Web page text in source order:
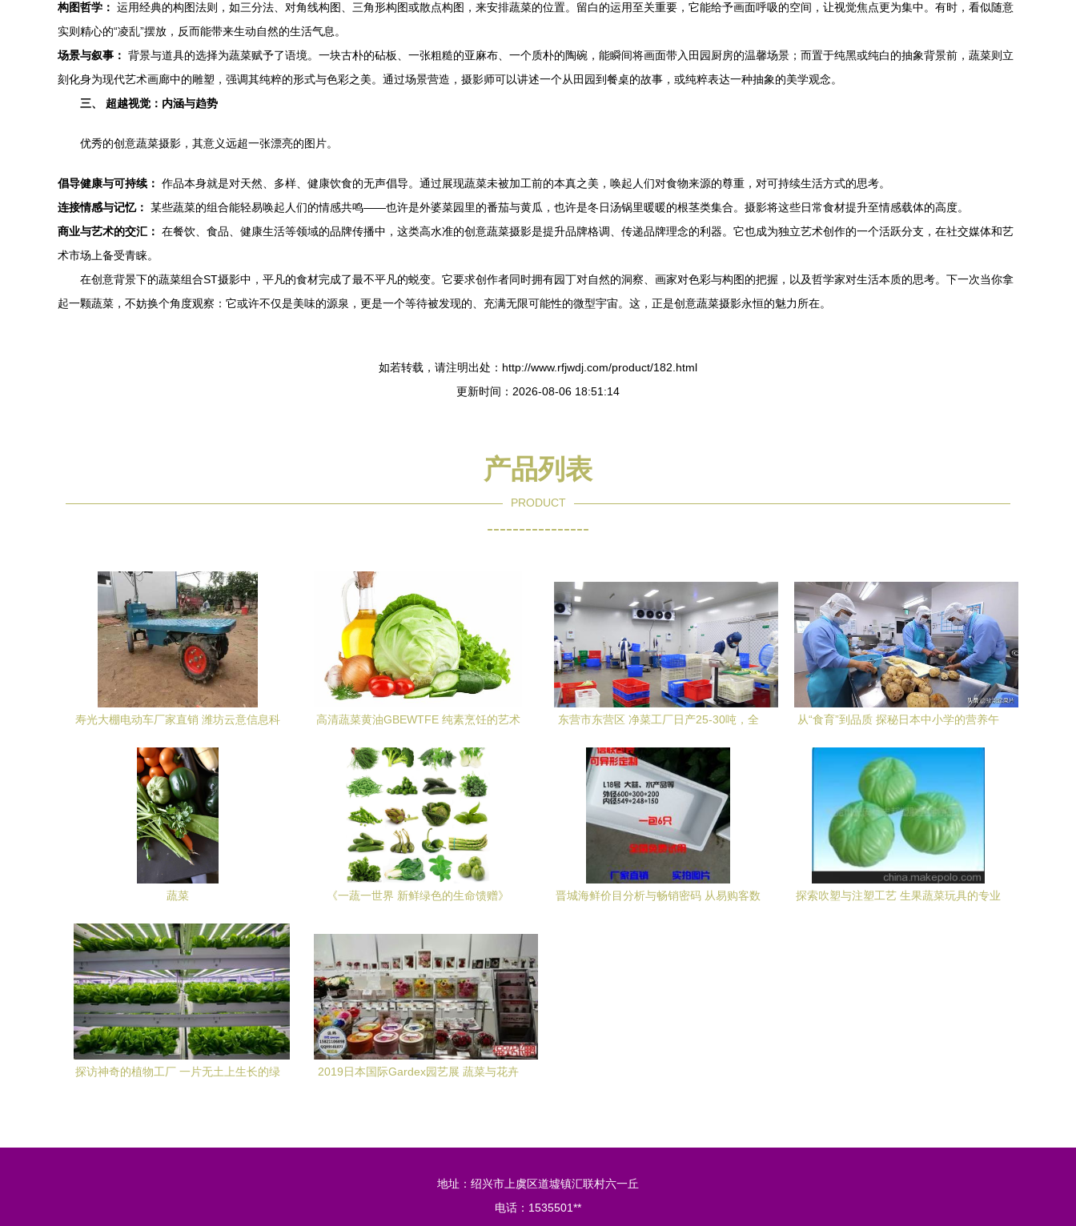
构图哲学： 运用经典的构图法则，如三分法、对角线构图、三角形构图或散点构图，来安排蔬菜的位置。留白的运用至关重要，它能给予画面呼吸的空间，让视觉焦点更为集中。有时，看似随意
实则精心的“凌乱”摆放，反而能带来生动自然的生活气息。
场景与叙事： 背景与道具的选择为蔬菜赋予了语境。一块古朴的砧板、一张粗糙的亚麻布、一个质朴的陶碗，能瞬间将画面带入田园厨房的温馨场景；而置于纯黑或纯白的抽象背景前，蔬菜则立
刻化身为现代艺术画廊中的雕塑，强调其纯粹的形式与色彩之美。通过场景营造，摄影师可以讲述一个从田园到餐桌的故事，或纯粹表达一种抽象的美学观念。
三、 超越视觉：内涵与趋势
优秀的创意蔬菜摄影，其意义远超一张漂亮的图片。
倡导健康与可持续： 作品本身就是对天然、多样、健康饮食的无声倡导。通过展现蔬菜未被加工前的本真之美，唤起人们对食物来源的尊重，对可持续生活方式的思考。
连接情感与记忆： 某些蔬菜的组合能轻易唤起人们的情感共鸣——也许是外婆菜园里的番茄与黄瓜，也许是冬日汤锅里暖暖的根茎类集合。摄影将这些日常食材提升至情感载体的高度。
商业与艺术的交汇： 在餐饮、食品、健康生活等领域的品牌传播中，这类高水准的创意蔬菜摄影是提升品牌格调、传递品牌理念的利器。它也成为独立艺术创作的一个活跃分支，在社交媒体和艺
术市场上备受青睐。
在创意背景下的蔬菜组合ST摄影中，平凡的食材完成了最不平凡的蜕变。它要求创作者同时拥有园丁对自然的洞察、画家对色彩与构图的把握，以及哲学家对生活本质的思考。下一次当你拿
起一颗蔬菜，不妨换个角度观察：它或许不仅是美味的源泉，更是一个等待被发现的、充满无限可能性的微型宇宙。这，正是创意蔬菜摄影永恒的魅力所在。
如若转载，请注明出处：http://www.rfjwdj.com/product/182.html
更新时间：2026-08-06 18:51:14
产品列表
PRODUCT
----------------
寿光大棚电动车厂家直销 潍坊云意信息科
高清蔬菜黄油GBEWTFE 纯素烹饪的艺术
东营市东营区 净菜工厂日产25-30吨，全
从“食育”到品质 探秘日本中小学的营养午
蔬菜 《一蔬一世界 新鲜绿色的生命馈赠》
晋城海鲜价目分析与畅销密码 从易购客数
探索吹塑与注塑工艺 生果蔬菜玩具的专业
探访神奇的植物工厂 一片无土上生长的绿
2019日本国际Gardex园艺展 蔬菜与花卉
地址：绍兴市上虞区道墟镇汇联村六一丘
电话：1535501**